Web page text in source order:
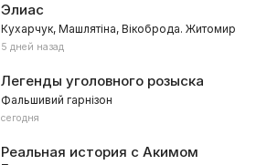
Элиас
Кухарчук, Машлятіна, Вікоброда. Житомир
5 дней назад
Легенды уголовного розыска
Фальшивий гарнізон
сегодня
Реальная история с Акимом